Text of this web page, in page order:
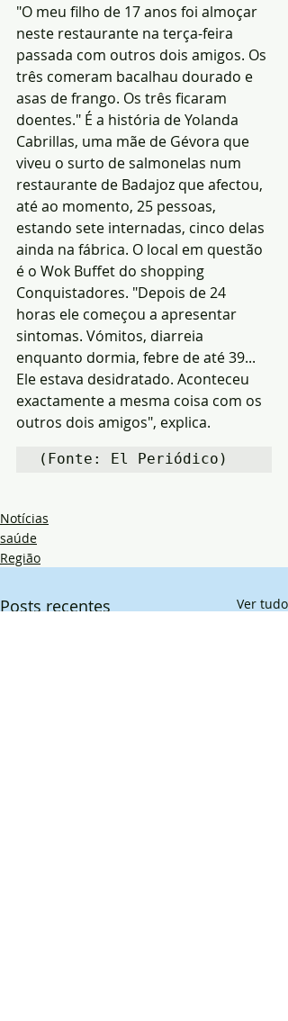
"O meu filho de 17 anos foi almoçar
neste restaurante na terça-feira
passada com outros dois amigos. Os
três comeram bacalhau dourado e
asas de frango. Os três ficaram
doentes." É a história de Yolanda
Cabrillas, uma mãe de Gévora que
viveu o surto de salmonelas num
restaurante de Badajoz que afectou,
até ao momento, 25 pessoas,
estando sete internadas, cinco delas
ainda na fábrica. O local em questão
é o Wok Buffet do shopping
Conquistadores. "Depois de 24
horas ele começou a apresentar
sintomas. Vómitos, diarreia
enquanto dormia, febre de até 39...
Ele estava desidratado. Aconteceu
exactamente a mesma coisa com os
outros dois amigos", explica.
(Fonte: El Periódico)
Notícias
saúde
Região
Posts recentes Ver tudo